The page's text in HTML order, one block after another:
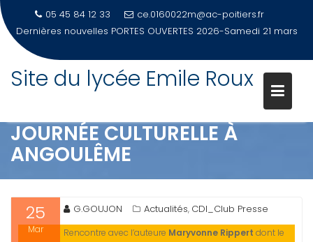
Skip
05 45 84 12 33
ce.0160022m@ac-poitiers.fr
Dernières nouvelles Musique au lycée
Site du lycée Emile Roux
JOURNÉE CULTURELLE À
ANGOULÊME
25
Mar
G.GOUJON Actualités, CDI_Club Presse
Rencontre avec l’auteure Maryvonne Rippert dont le